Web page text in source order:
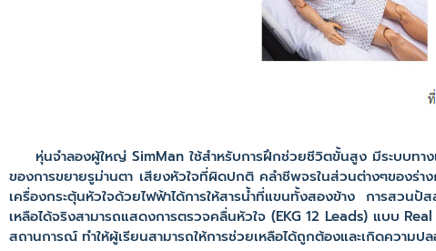
หุ่นจำลองผู้ใหญ่ SimMan ใช้สำหรับการฝึกช่วยชีวิตขั้นสูง มีระบบทางเ
ของการขยายรูม่านตา เสียงหัวใจที่ผิดปกติ คลำชีพจรในส่วนต่างๆของร่า
เครื่องกระตุ้นหัวใจด้วยไฟฟ้าได้การให้สารน้ำที่แขนทั้งสองข้าง การสวนปั
เหลือได้จริงสามารถแสดงการตรวจคลื่นหัวใจ (EKG 12 Leads) แบบ
สถานการณ์ ทำให้ผู้เรียนสามารถให้การช่วยเหลือได้ถูกต้องและเกิดความ